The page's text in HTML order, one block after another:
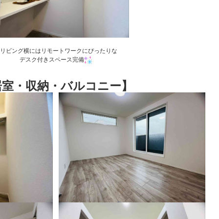
ング横にはリモートワークにぴったりな
デスク付きスペース完備
・収納・バルコニー】